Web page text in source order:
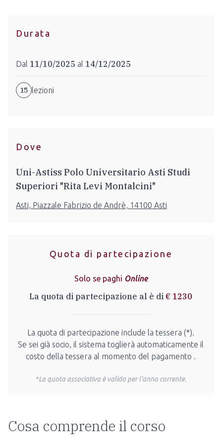
Durata
Dal 11/10/2025 al 14/12/2025
15 lezioni
Dove
Uni-Astiss Polo Universitario Asti Studi
Superiori "Rita Levi Montalcini"
Asti, Piazzale Fabrizio de Andrè, 14100 Asti
Quota di partecipazione
Solo se paghi Online
La quota di partecipazione al è di € 1230
La quota di partecipazione include la tessera (*).
Se sei già socio, il sistema toglierà automaticamente il
costo della tessera al momento del pagamento .
*La quota associativa è valida per l’anno corrente.
Cosa comprende il corso